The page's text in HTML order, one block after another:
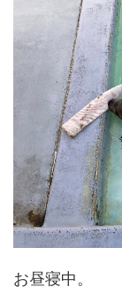
お昼寝中。